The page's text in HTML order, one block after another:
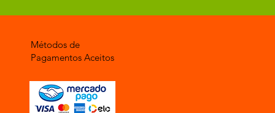
Métodos de
Pagamentos Aceitos